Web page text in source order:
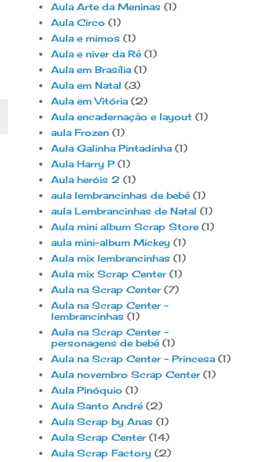
Aula Arte da Meninas (1)
Aula Circo (1)
Aula e mimos (1)
Aula e niver da Rê (1)
Aula em Brasília (1)
Aula em Natal (3)
Aula em Vitória (2)
Aula encadernação e layout (1)
aula Frozen (1)
Aula Galinha Pintadinha (1)
Aula Harry P (1)
Aula heróis 2 (1)
aula lembrancinhas de bebê (1)
aula Lembrancinhas de Natal (1)
Aula mini album Scrap Store (1)
aula mini-album Mickey (1)
Aula mix lembrancinhas (1)
Aula mix Scrap Center (1)
Aula na Scrap Center (7)
Aula na Scrap Center -
lembrancinhas (1)
Aula na Scrap Center -
personagens de bebê (1)
Aula na Scrap Center - Princesa (1)
Aula novembro Scrap Center (1)
Aula Pinóquio (1)
Aula Santo André (2)
Aula Scrap by Anas (1)
Aula Scrap Center (14)
Aula Scrap Factory (2)